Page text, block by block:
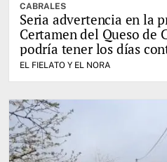
CABRALES
Seria advertencia en la
Certamen del Queso de
podría tener los días
EL FIELATO Y EL NORA